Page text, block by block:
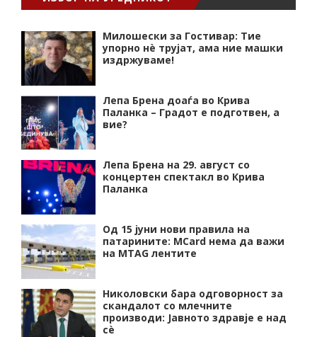
Милошески за Гостивар: Тие
упорно нѐ трујат, ама ние машки
издржуваме!
Лепа Брена доаѓа во Крива
Паланка – Градот е подготвен, а
вие?
Лепа Брена на 29. август со
концертен спектакл во Крива
Паланка
Од 15 јуни нови правила на
патарините: MCard нема да важи
на MTAG лентите
Николовски бара одговорност за
скандалот со млечните
производи: Јавното здравје е над
сѐ